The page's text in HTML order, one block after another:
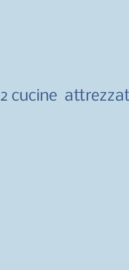
2 cucine